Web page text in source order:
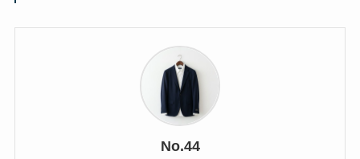
No.44